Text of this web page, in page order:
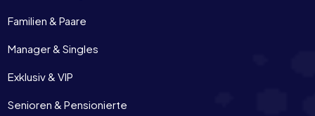
Familien & Paare
Manager & Singles
Exklusiv & VIP
Senioren & Pensionierte